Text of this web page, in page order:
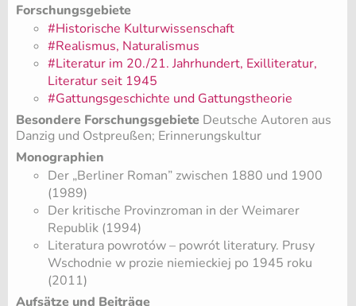
Forschungsgebiete
#Historische Kulturwissenschaft
#Realismus, Naturalismus
#Literatur im 20./21. Jahrhundert, Exilliteratur,
Literatur seit 1945
#Gattungsgeschichte und Gattungstheorie
Besondere Forschungsgebiete Deutsche Autoren aus
Danzig und Ostpreußen; Erinnerungskultur
Monographien
Der „Berliner Roman” zwischen 1880 und 1900
(1989)
Der kritische Provinzroman in der Weimarer
Republik (1994)
Literatura powrotów – powrót literatury. Prusy
Wschodnie w prozie niemieckiej po 1945 roku
(2011)
Aufsätze und Beiträge